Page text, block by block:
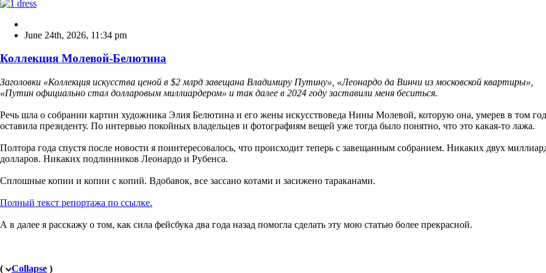
June 24th, 2026, 11:34 pm
Коллекция Молевой-Белютина
Заголовки «Коллекция искусства ценой в $2 млрд завещана Владимиру Путину», «Леонардо да Винчи из московской квартиры»,
«Путин официально стал долларовым миллиардером» и так далее в 2024 году заставили меня беситься.
Речь шла о собрании картин художника Элия Белютина и его жены искусствоведа Нины Молевой, которую она, умерев в том
оставила президенту. По интервью покойных владельцев и фотографиям вещей уже тогда было понятно, что это какая-то лажа.
Полтора года спустя после новости я поинтересовалось, что происходит теперь с завещанным собранием. Никаких двух
долларов. Никаких подлинников Леонардо и Рубенса.
Сплошные копии и копии с копий. Вдобавок, все зассано котами и засижено тараканами.
Полный текст репортажа по ссылке.
А в далее я расскажу о том, как сила фейсбука два года назад помогла сделать эту мою статью более прекрасной.
( Collapse )